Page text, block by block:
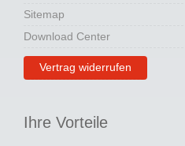
Sitemap
Download Center
Vertrag widerrufen
Ihre Vorteile